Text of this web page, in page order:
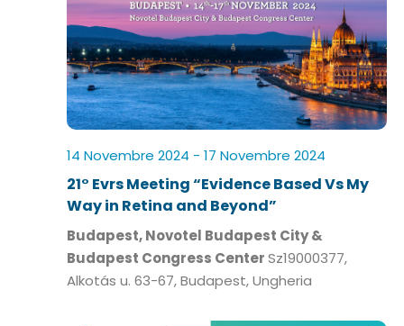
14 Novembre 2024 - 17 Novembre 2024
21° Evrs Meeting “Evidence Based Vs My
Way in Retina and Beyond”
Budapest, Novotel Budapest City &
Budapest Congress CenterSz19000377,
Alkotás u. 63-67, Budapest, Ungheria